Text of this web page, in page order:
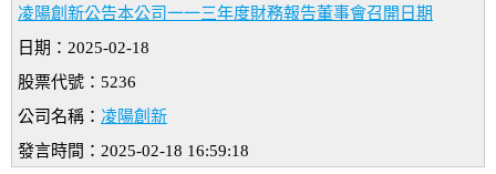
凌陽創新公告本公司一一三年度財務報告董事會召開日期
日期：2025-02-18
股票代號：5236
公司名稱： 凌陽創新
發言時間：2025-02-18 16:59:18